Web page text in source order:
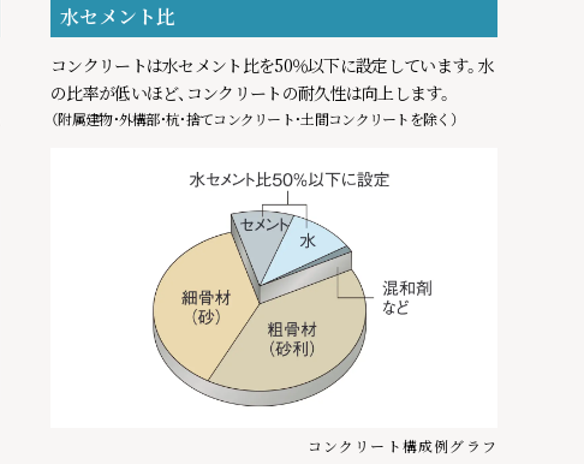
水セメント比
コンクリートは水セメント比を50％以下に設定しています。水
の比率が低いほど、コンクリートの耐久性は向上します。
（附属建物・外構部・杭・捨てコンクリート・土間コンクリートを除く）
コンクリート構成例グラフ